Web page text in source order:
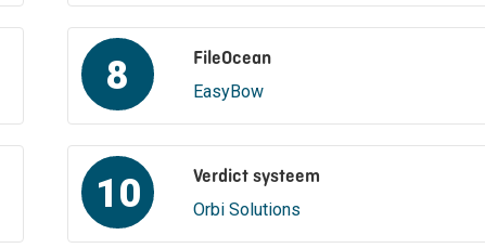
FileOcean
EasyBow
8
Verdict systeem
Orbi Solutions
10